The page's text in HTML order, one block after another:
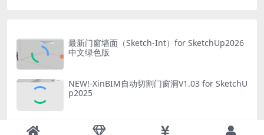
最新门窗墙面（Sketch-Int）for SketchUp2026
中文绿色版
NEW!-XinBIM自动切割门窗洞V1.03 for SketchU
p2025
BEVEL自动倒角SketchUp2025中文版